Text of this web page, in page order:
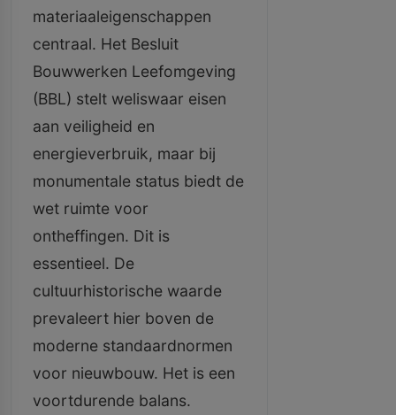
materiaaleigenschappen
centraal. Het Besluit
Bouwwerken Leefomgeving
(BBL) stelt weliswaar eisen
aan veiligheid en
energieverbruik, maar bij
monumentale status biedt de
wet ruimte voor
ontheffingen. Dit is
essentieel. De
cultuurhistorische waarde
prevaleert hier boven de
moderne standaardnormen
voor nieuwbouw. Het is een
voortdurende balans.